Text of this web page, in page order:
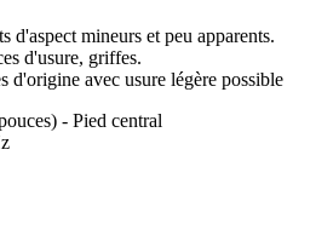
d'aspect mineurs et peu apparents.
d'usure, griffes.
d'origine avec usure légère possible
- Pied central